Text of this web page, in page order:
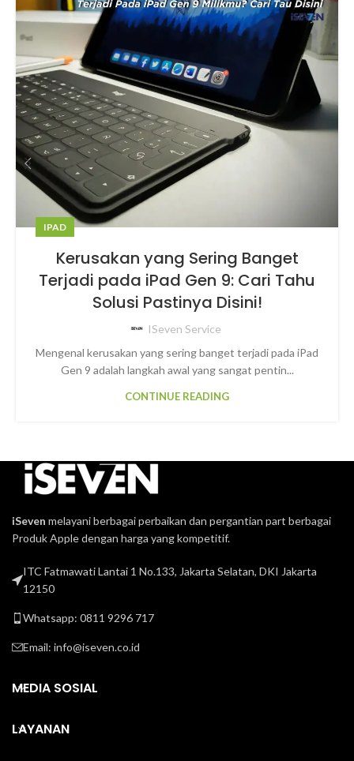
IPAD
Kerusakan yang Sering Banget
Terjadi pada iPad Gen 9: Cari Tahu
Solusi Pastinya Disini!
ISeven Service
Mengenal kerusakan yang sering banget terjadi pada iPad
Gen 9 adalah langkah awal yang sangat pentin...
CONTINUE READING
iSeven melayani berbagai perbaikan dan pergantian part berbagai
Produk Apple dengan harga yang kompetitif.
ITC Fatmawati Lantai 1 No.133, Jakarta Selatan, DKI Jakarta
12150
Whatsapp: 0811 9296 717
Email: info@iseven.co.id
MEDIA SOSIAL
LAYANAN